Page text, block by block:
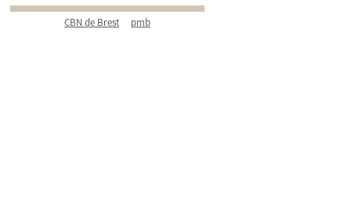
CBN de Brest pmb